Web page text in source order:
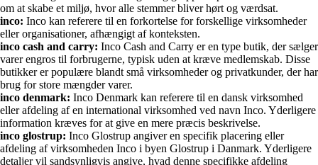
om at skabe et miljø, hvor alle stemmer bliver hørt og værdsat.
inco: Inco kan referere til en forkortelse for forskellige virksomheder
eller organisationer, afhængigt af konteksten.
inco cash and carry: Inco Cash and Carry er en type butik, der sælger
varer engros til forbrugerne, typisk uden at kræve medlemskab. Disse
butikker er populære blandt små virksomheder og privatkunder, der har
brug for store mængder varer.
inco denmark: Inco Denmark kan referere til en dansk virksomhed
eller afdeling af en international virksomhed ved navn Inco. Yderligere
information kræves for at give en mere præcis beskrivelse.
inco glostrup: Inco Glostrup angiver en specifik placering eller
afdeling af virksomheden Inco i byen Glostrup i Danmark. Yderligere
detaljer vil sandsynligvis angive, hvad denne specifikke afdeling